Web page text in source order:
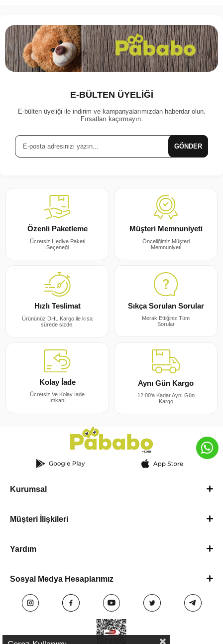
E-BÜLTEN ÜYELİĞİ
E-bülten üyeliği ile indirim ve kampanyalarımızdan haberdar olun.
Fırsatları kaçırmayın.
GÖNDER
Özenli Paketleme
Ücretsiz Hediye Paketi
Seçeneği
Müşteri Memnuniyeti
Önceliğimiz Müşteri
Memnuniyeti
Hızlı Teslimat
Ürününüz DHL Kargo ile kısa
sürede sizde.
Sıkça Sorulan Sorular
Merak Ettiğiniz Tüm
Sorular
Kolay İade
Ücretsiz Ve Kolay İade
İmkanı
Aynı Gün Kargo
12:00'a Kadar Aynı Gün
Kargo
Kurumsal
Müşteri İlişkileri
Yardım
Sosyal Medya Hesaplarımız